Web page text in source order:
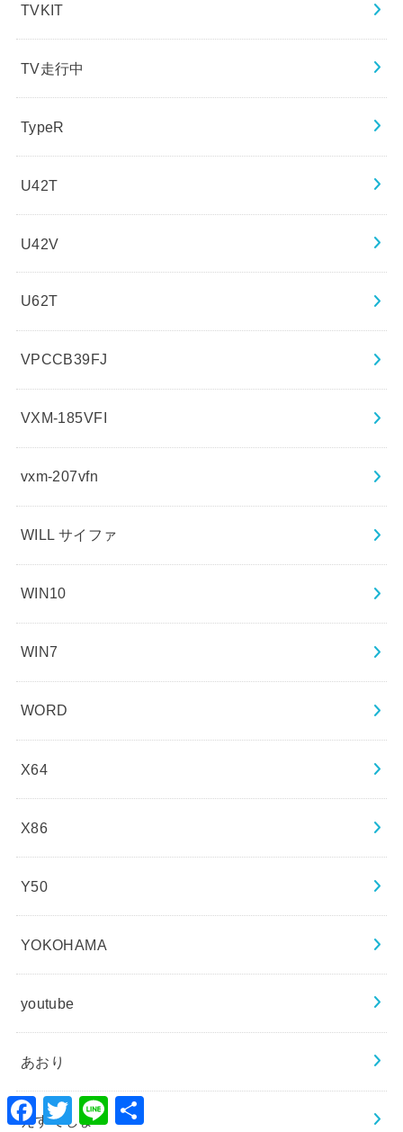
TVKIT
TV走行中
TypeR
U42T
U42V
U62T
VPCCB39FJ
VXM-185VFI
vxm-207vfn
WILL サイファ
WIN10
WIN7
WORD
X64
X86
Y50
YOKOHAMA
youtube
あおり
えすてしま
Facebook
TwitterLine